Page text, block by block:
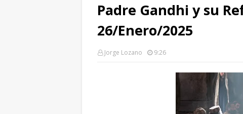
Padre Gandhi y su
26/Enero/2025
Jorge Lozano 9:26